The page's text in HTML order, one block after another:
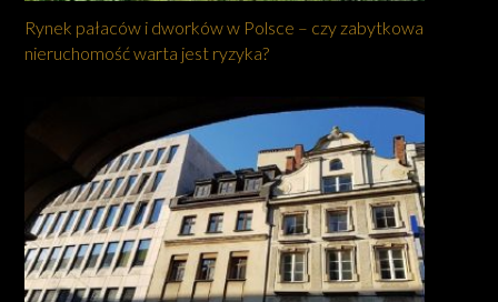
Rynek pałaców i dworków w Polsce – czy zabytkowa
nieruchomość warta jest ryzyka?